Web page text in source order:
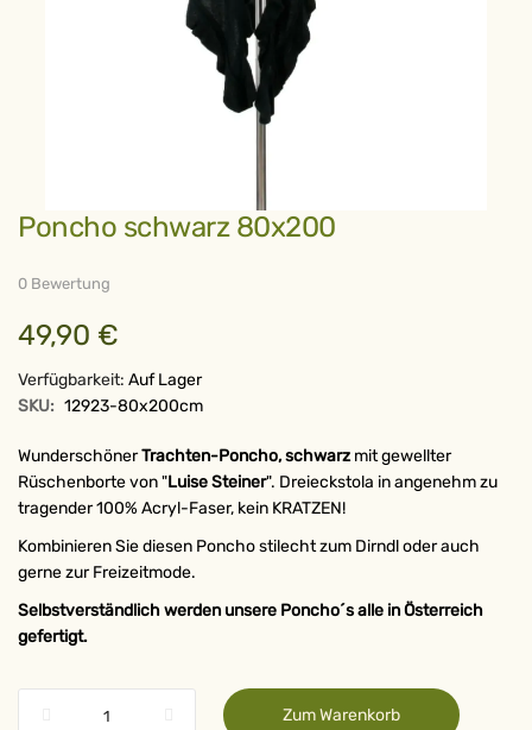
Zum
Anfang
springen
Poncho schwarz 80x200
0 Bewertung
49,90 €
Verfügbarkeit: Auf Lager
SKU: 12923-80x200cm
WunderschönerTrachten-Poncho, schwarzmit gewellter
Rüschenborte von "Luise Steiner". Dreieckstola in angenehm zu
tragender 100% Acryl-Faser, kein KRATZEN!
Kombinieren Sie diesen Poncho stilecht zum Dirndl oder auch
gerne zur Freizeitmode.
Selbstverständlich werden unsere Poncho´s alle in Österreich
gefertigt.
Zum Warenkorb